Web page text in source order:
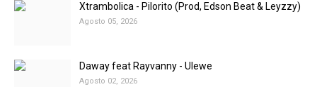
Xtrambolica - Pilorito (Prod, Edson Beat & Leyzzy)
Agosto 05, 2026
Daway feat Rayvanny - Ulewe
Agosto 02, 2026